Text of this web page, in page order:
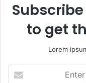
to get
Lorem